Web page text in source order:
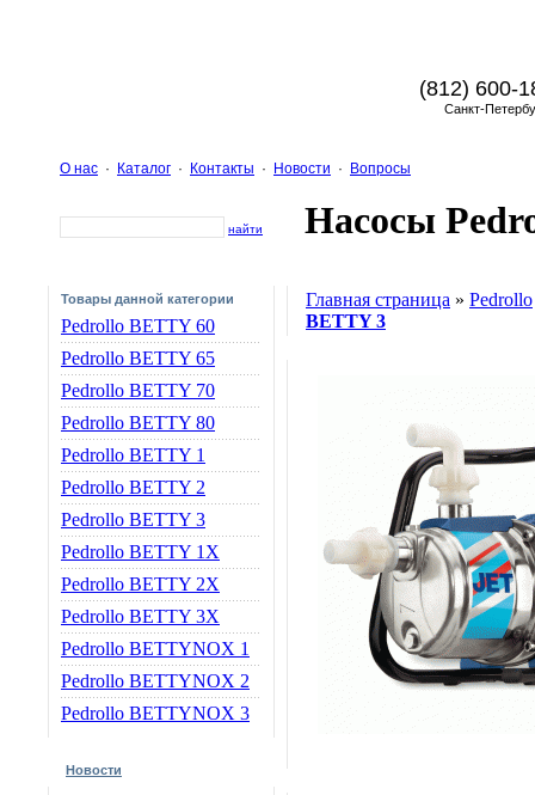
(812) 600-
Санкт-
О нас · Каталог · Контакты · Новости · Вопросы
найти Насосы
Товары данной категории
Pedrollo BETTY 60
Pedrollo BETTY 65
Pedrollo BETTY 70
Pedrollo BETTY 80
Pedrollo BETTY 1
Pedrollo BETTY 2
Pedrollo BETTY 3
Pedrollo BETTY 1X
Pedrollo BETTY 2X
Pedrollo BETTY 3X
Pedrollo BETTYNOX 1
Pedrollo BETTYNOX 2
Pedrollo BETTYNOX 3
Новости
Главная страница » Pedrollo
BETTY 3